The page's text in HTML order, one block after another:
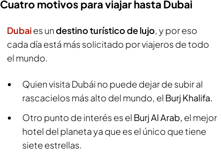
Cuatro motivos para viajar hasta Dubai
Dubaies undestino turístico de lujo, y por eso
cada día está más solicitado por viajeros de todo
el mundo.
Quien visita Dubái no puede dejar de subir al
rascacielos más alto del mundo, el Burj Khalifa.
Otro punto de interés es el Burj Al Arab, el mejor
hotel del planeta ya que es el único que tiene
siete estrellas.